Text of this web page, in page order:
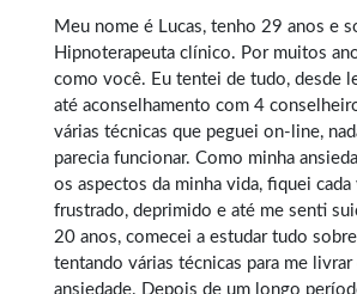
Meu nome é Lucas, tenho 29 anos e
Hipnoterapeuta clínico. Por muitos
como você. Eu tentei de tudo, desde
até aconselhamento com 4
várias técnicas que peguei on-line,
parecia funcionar. Como minha
os aspectos da minha vida, fiquei cada
frustrado, deprimido e até me senti
20 anos, comecei a estudar tudo
tentando várias técnicas para me livrar
ansiedade. Depois de um longo